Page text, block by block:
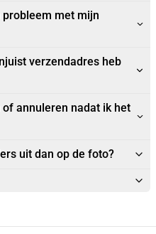
met mijn
verzendadres heb
annuleren nadat ik het
uit dan op de foto?